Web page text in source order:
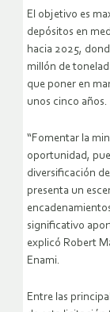
El objetivo es
depósitos en
hacia 2025,
millón de
que poner en
unos cinco años.
“Fomentar la
oportunidad,
diversificación
presenta un
significativo
explicó Robert
Enami.
Entre las